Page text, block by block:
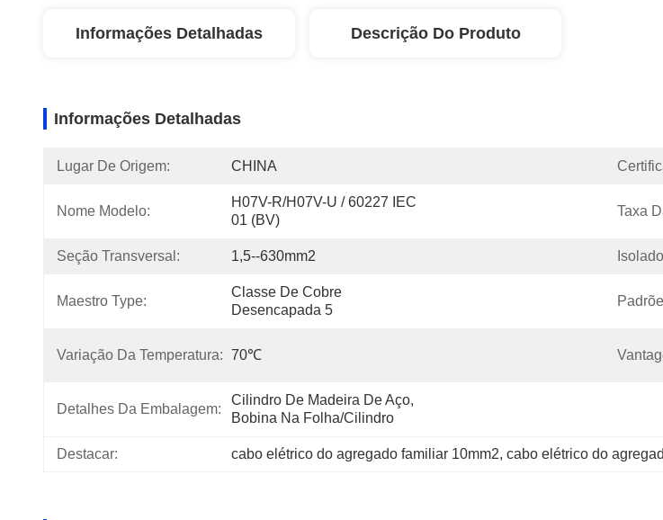
Informações Detalhadas Descrição Do Produto
Informações Detalhadas
Lugar De Origem: CHINA
Nome Modelo:
H07V-R/H07V-U / 60227 IEC
01 (BV)
Taxa
Seção Transversal: 1,5--630mm2
Maestro Type:
Classe De Cobre
Desencapada 5
Variação Da Temperatura: 70℃
Detalhes Da Embalagem:
Cilindro De Madeira De Aço,
Bobina Na Folha/cilindro
Destacar: cabo elétrico do agregado familiar 10mm2, cabo elétrico do